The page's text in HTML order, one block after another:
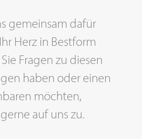
gemeinsam dafür
Herz in Bestform
Fragen zu diesen
haben oder einen
möchten,
auf uns zu.